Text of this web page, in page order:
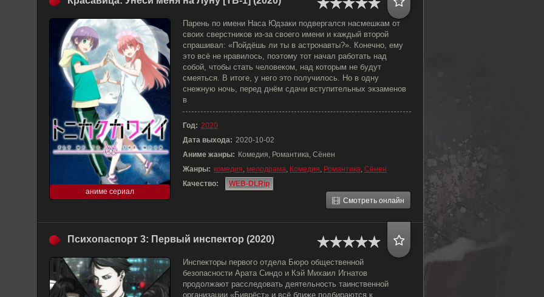
аниме сериал
Парень по имени Наса Юдзаки подвергался насмешкам от
своих сверстников из-за своего имени и каждый второй
спрашивал: «Пойдёшь ли ты в астронавты?». Конечно, ему
это всё не нравилось, поэтому тот начал работать над
собой, чтобы стать человеком, над которым не будут
смеяться. В итоге, у него это получилось. Но в одну
снежную ночь, перед днём сдачи вступительных экзаменов
в
Год: 2020
Дата выхода: 2020-10-02
Аниме жанры: Комедия, Романтика, Сёнен
Жанры: комедия, мелодрама, Комедия, Романтика, Сёнен
Качество:
WEB-DLRip
Смотреть онлайн
Психопаспорт 3: Первый инспектор (2020)
Инспекторы первого отдела Бюро общественной
безопасности Арата Синдо и Кэй Михаил Игнатов
продолжают расследовать деятельность таинственной
организации «Биврёст» и всё ближе подбираются к